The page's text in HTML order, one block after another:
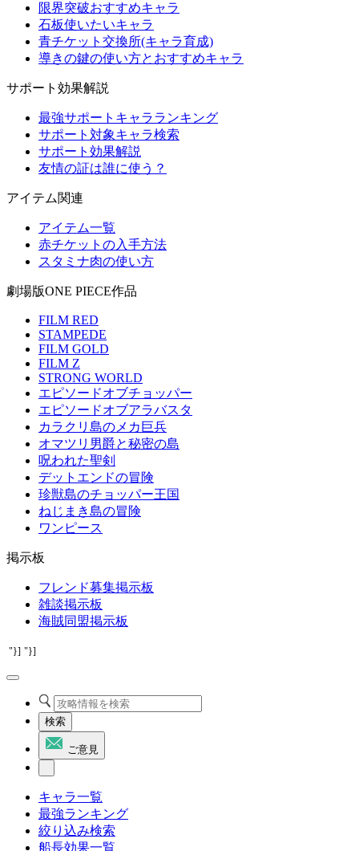
限界突破おすすめキャラ
石板使いたいキャラ
青チケット交換所(キャラ育成)
導きの鍵の使い方とおすすめキャラ
サポート効果解説
最強サポートキャラランキング
サポート対象キャラ検索
サポート効果解説
友情の証は誰に使う？
アイテム関連
アイテム一覧
赤チケットの入手方法
スタミナ肉の使い方
劇場版ONE PIECE作品
FILM RED
STAMPEDE
FILM GOLD
FILM Z
STRONG WORLD
エピソードオブチョッパー
エピソードオブアラバスタ
カラクリ島のメカ巨兵
オマツリ男爵と秘密の島
呪われた聖剣
デットエンドの冒険
珍獣島のチョッパー王国
ねじまき島の冒険
ワンピース
掲示板
フレンド募集掲示板
雑談掲示板
海賊同盟掲示板
"}] "}]
検索
ご意見
キャラ一覧
最強ランキング
絞り込み検索
船長効果一覧